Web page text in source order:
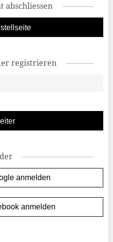
abschliessen
registrieren
anmelden
anmelden